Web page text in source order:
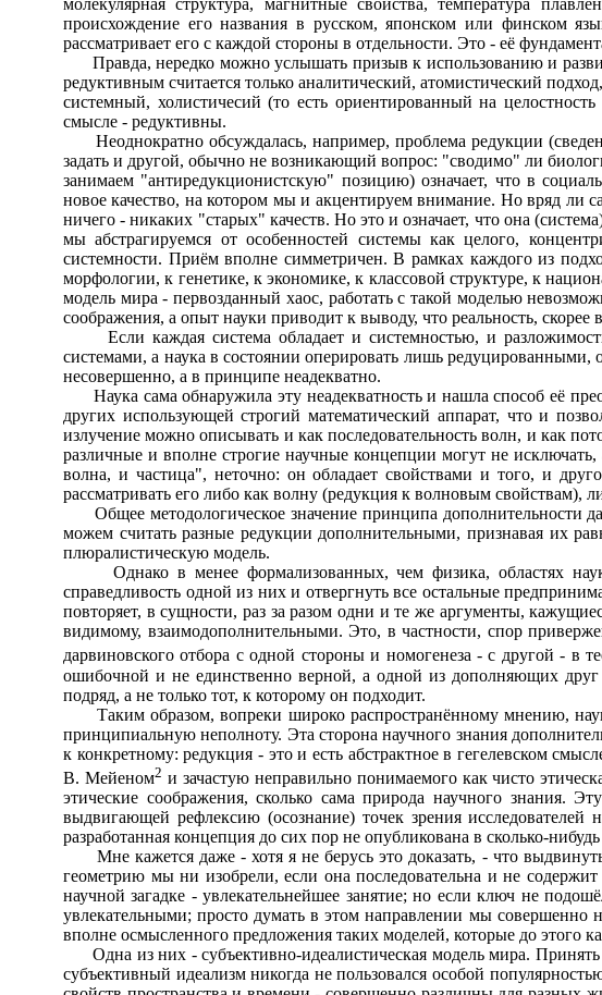
молекулярная структура, магнитные свойства, температура
происхождение его названия в русском, японском или финском
рассматривает его с каждой стороны в отдельности. Это - её
Правда, нередко можно услышать призыв к использованию и
редуктивным считается только аналитический, атомистический
системный, холистичесий (то есть ориентированный на
смысле - редуктивны.
Неоднократно обсуждалась, например, проблема редукции
задать и другой, обычно не возникающий вопрос: "сводимо" ли
занимаем "антиредукционистскую" позицию) означает, что в
новое качество, на котором мы и акцентируем внимание. Но вряд ли
ничего - никаких "старых" качеств. Но это и означает, что она
мы абстрагируемся от особенностей системы как целого,
системности. Приём вполне симметричен. В рамках каждого из
морфологии, к генетике, к экономике, к классовой структуре, к
модель мира - первозданный хаос, работать с такой моделью
соображения, а опыт науки приводит к выводу, что реальность, скорее
Если каждая система обладает и системностью, и
системами, а наука в состоянии оперировать лишь
несовершенно, а в принципе неадекватно.
Наука сама обнаружила эту неадекватность и нашла способ её
других использующей строгий математический аппарат, что и
излучение можно описывать и как последовательность волн, и как
различные и вполне строгие научные концепции могут не
волна, и частица", неточно: он обладает свойствами и того, и
рассматривать его либо как волну (редукция к волновым свойствам),
Общее методологическое значение принципа дополнительности
можем считать разные редукции дополнительными, признавая их
плюралистическую модель.
Однако в менее формализованных, чем физика, областях науки
справедливость одной из них и отвергнуть все остальные
повторяет, в сущности, раз за разом одни и те же аргументы,
видимому, взаимодополнительными. Это, в частности, спор
дарвиновского отбора с одной стороны и номогенеза - с другой - в
ошибочной и не единственно верной, а одной из дополняющих
подряд, а не только тот, к которому он подходит.
Таким образом, вопреки широко распространённому мнению,
принципиальную неполноту. Эта сторона научного знания
к конкретному: редукция - это и есть абстрактное в гегелевском
В. Мейеном2 и зачастую неправильно понимаемого как чисто
этические соображения, сколько сама природа научного знания.
выдвигающей рефлексию (осознание) точек зрения
разработанная концепция до сих пор не опубликована в сколько-
Мне кажется даже - хотя я не берусь это доказать, - что
геометрию мы ни изобрели, если она последовательна и не
научной загадке - увлекательнейшее занятие; но если ключ не
увлекательными; просто думать в этом направлении мы
вполне осмысленного предложения таких моделей, которые до этого
Одна из них - субъективно-идеалистическая модель мира. Принять
субъективный идеализм никогда не пользовался особой